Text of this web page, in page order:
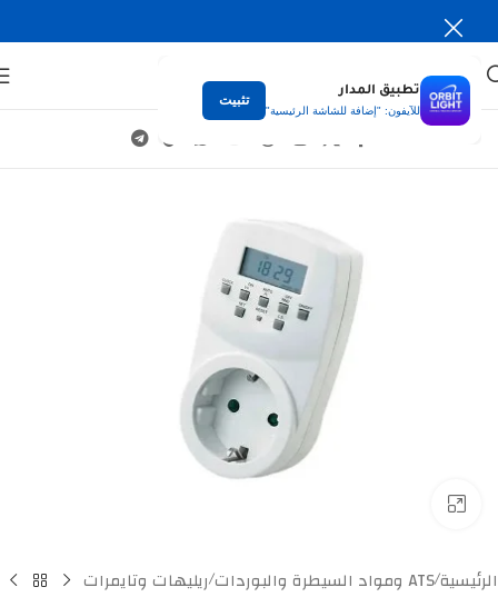
تطبيق المدار
للآيفون: "إضافة للشاشة الرئيسية"
تثبيت
الرئيسية/ATS ومواد السيطرة والبوردات /ريليهات وتايمرات